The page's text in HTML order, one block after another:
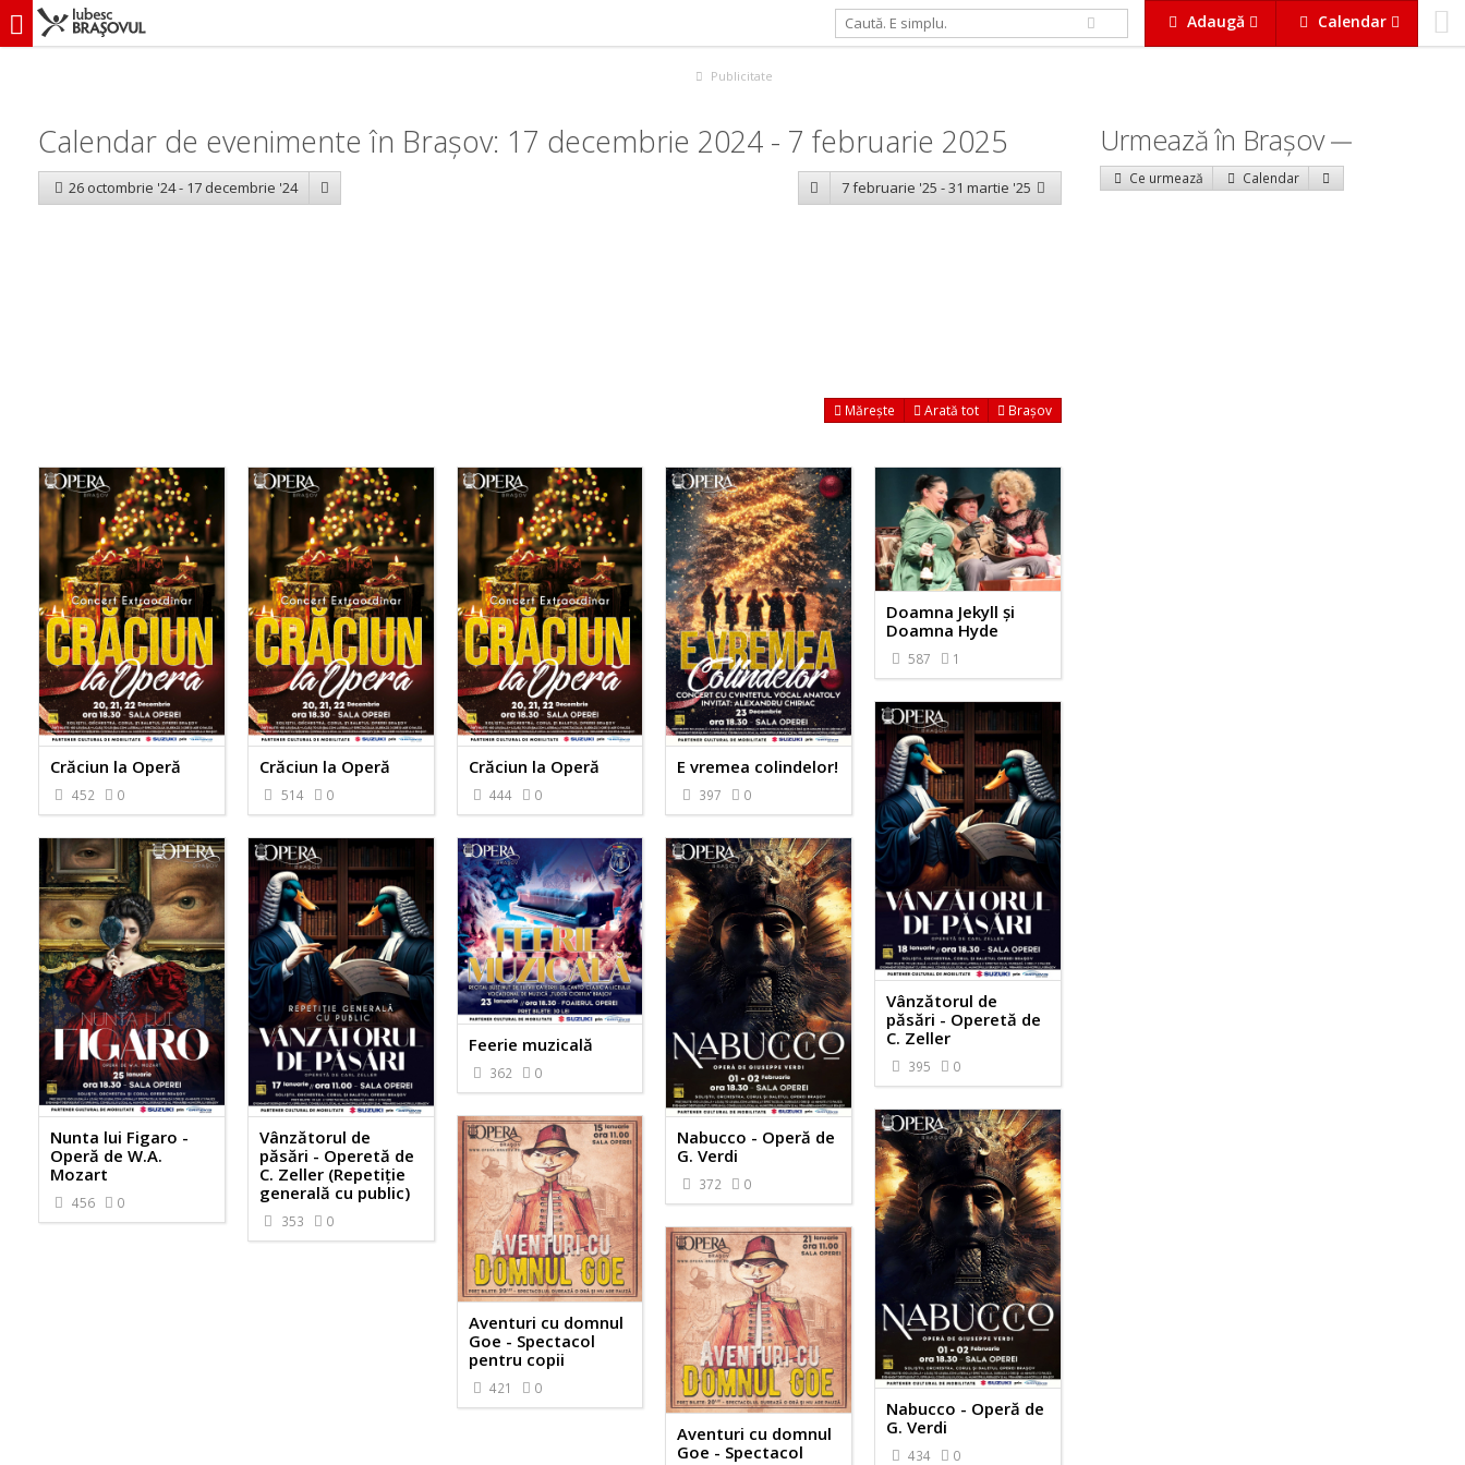
Adaugă Calendar
iubescbraşovul.ro
Publicitate
Calendar de evenimente în Brașov: 17 decembrie 2024 - 7 februarie 2025
26 octombrie '24 - 17 decembrie '24 7 februarie '25 - 31 martie '25
Mărește Arată tot Brașov
Crăciun la Operă
452 0
Crăciun la Operă
514 0
Crăciun la Operă
444 0
E vremea colindelor!
397 0
Doamna Jekyll și
Doamna Hyde
587 1
Vânzătorul de
păsări - Operetă de
C. Zeller
395 0
Nunta lui Figaro -
Operă de W.A.
Mozart
456 0
Vânzătorul de
păsări - Operetă de
C. Zeller (Repetiție
generală cu public)
353 0
Feerie muzicală
362 0
Nabucco - Operă de
G. Verdi
372 0
Nabucco - Operă de
G. Verdi
434 0
Aventuri cu domnul
Goe - Spectacol
pentru copii
421 0
Aventuri cu domnul
Goe - Spectacol
Urmează în Braşov
Ce urmează Calendar